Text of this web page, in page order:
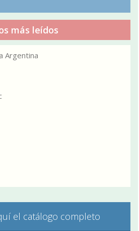
más leídos
Argentina
el catálogo completo